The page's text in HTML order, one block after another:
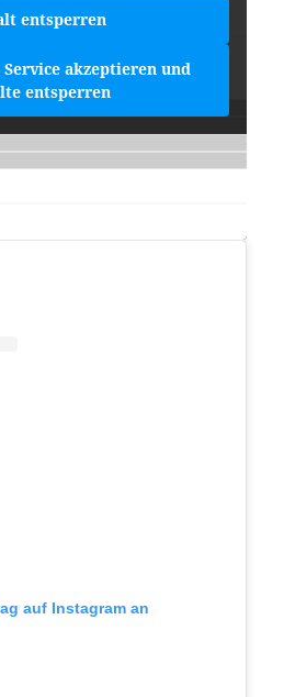
entsperren
akzeptieren und
entsperren
auf Instagram an